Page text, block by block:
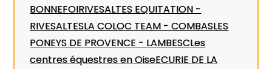
BONNEFOIRIVESALTES EQUITATION -
RIVESALTESLA COLOC TEAM - COMBASLES
PONEYS DE PROVENCE - LAMBESCLes
centres équestres en OiseECURIE DE LA